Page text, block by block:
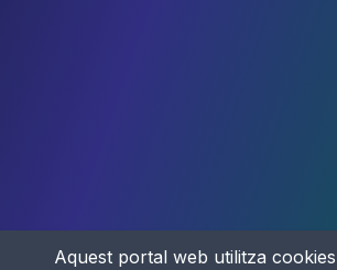
Aquest portal web utilitza